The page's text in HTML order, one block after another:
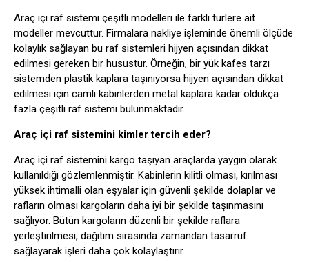
Araç içi raf sistemi çeşitli modelleri ile farklı türlere ait
modeller mevcuttur. Firmalara nakliye işleminde önemli ölçüde
kolaylık sağlayan bu raf sistemleri hijyen açısından dikkat
edilmesi gereken bir husustur. Örneğin, bir yük kafes tarzı
sistemden plastik kaplara taşınıyorsa hijyen açısından dikkat
edilmesi için camlı kabinlerden metal kaplara kadar oldukça
fazla çeşitli raf sistemi bulunmaktadır.
Araç içi raf sistemini kimler tercih eder?
Araç içi raf sistemini kargo taşıyan araçlarda yaygın olarak
kullanıldığı gözlemlenmiştir. Kabinlerin kilitli olması, kırılması
yüksek ihtimalli olan eşyalar için güvenli şekilde dolaplar ve
rafların olması kargoların daha iyi bir şekilde taşınmasını
sağlıyor. Bütün kargoların düzenli bir şekilde raflara
yerleştirilmesi, dağıtım sırasında zamandan tasarruf
sağlayarak işleri daha çok kolaylaştırır.